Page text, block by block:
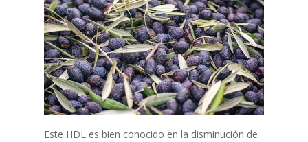
Este HDL es bien conocido en la disminución de